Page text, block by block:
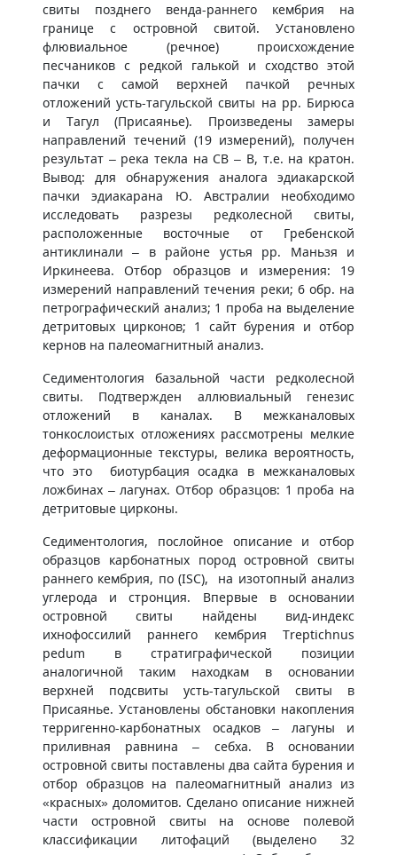
свиты позднего венда-раннего кембрия на
границе с островной свитой. Установлено
флювиальное (речное) происхождение
песчаников с редкой галькой и сходство этой
пачки с самой верхней пачкой речных
отложений усть-тагульской свиты на рр. Бирюса
и Тагул (Присаянье). Произведены замеры
направлений течений (19 измерений), получен
результат – река текла на СВ – В, т.е. на кратон.
Вывод: для обнаружения аналога эдиакарской
пачки эдиакарана Ю. Австралии необходимо
исследовать разрезы редколесной свиты,
расположенные восточные от Гребенской
антиклинали – в районе устья рр. Маньзя и
Иркинеева. Отбор образцов и измерения: 19
измерений направлений течения реки; 6 обр. на
петрографический анализ; 1 проба на выделение
детритовых цирконов; 1 сайт бурения и отбор
кернов на палеомагнитный анализ.
Седиментология базальной части редколесной
свиты. Подтвержден аллювиальный генезис
отложений в каналах. В межканаловых
тонкослоистых отложениях рассмотрены мелкие
деформационные текстуры, велика вероятность,
что это биотурбация осадка в межканаловых
ложбинах – лагунах. Отбор образцов: 1 проба на
детритовые цирконы.
Седиментология, послойное описание и отбор
образцов карбонатных пород островной свиты
раннего кембрия, по (ISC), на изотопный анализ
углерода и стронция. Впервые в основании
островной свиты найдены вид-индекс
ихнофоссилий раннего кембрия Treptichnus
pedum в стратиграфической позиции
аналогичной таким находкам в основании
верхней подсвиты усть-тагульской свиты в
Присаянье. Установлены обстановки накопления
терригенно-карбонатных осадков – лагуны и
приливная равнина – себха. В основании
островной свиты поставлены два сайта бурения и
отбор образцов на палеомагнитный анализ из
«красных» доломитов. Сделано описание нижней
части островной свиты на основе полевой
классификации литофаций (выделено 32